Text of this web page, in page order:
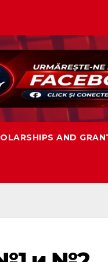
AND